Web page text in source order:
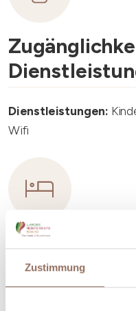
Zustimmung
Dienstleistungen:
Wifi
Rooms number:6